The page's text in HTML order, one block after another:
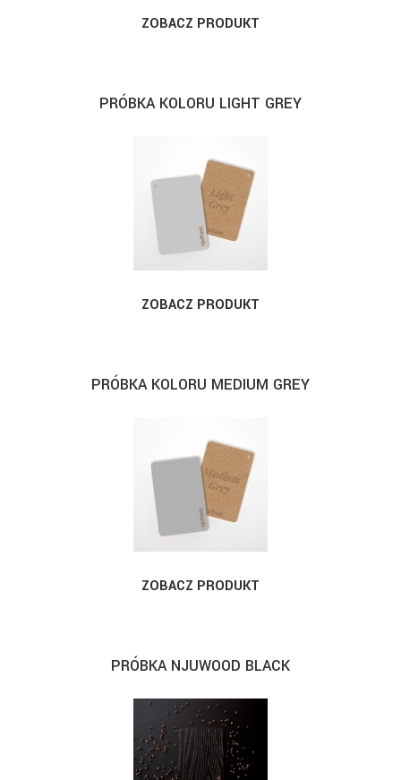
ZOBACZ PRODUKT
PRÓBKA KOLORU LIGHT GREY
ZOBACZ PRODUKT
PRÓBKA KOLORU MEDIUM GREY
ZOBACZ PRODUKT
PRÓBKA NJUWOOD BLACK